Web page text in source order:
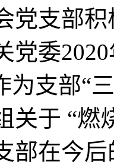
党支部
党委
为支部“
关于 “燃
部在今